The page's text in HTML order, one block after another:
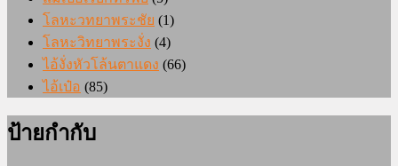
โลหะวทยาพระชัย (1)
โลหะวิทยาพระงั่ง (4)
ไอ้งั่งหัวโล้นตาแดง (66)
ไอ้เป๋อ (85)
ป้ายกำกับ